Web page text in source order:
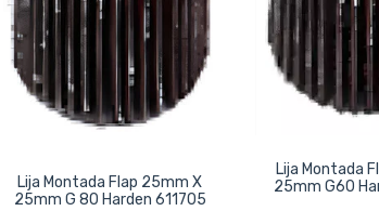
Lija Montada Flap 25mm X
25mm G 80 Harden 611705
Lija Montada
25mm G60